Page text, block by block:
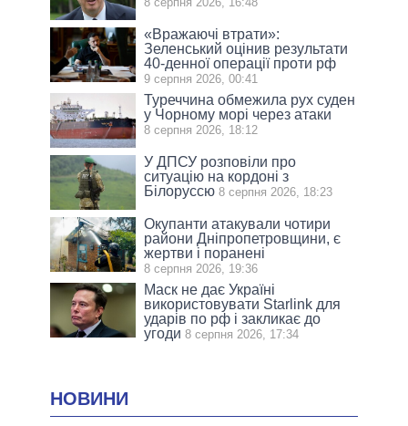
«Вражаючі втрати»:
Зеленський оцінив результати
40-денної операції проти рф
9 серпня 2026, 00:41
Туреччина обмежила рух суден
у Чорному морі через атаки
8 серпня 2026, 18:12
У ДПСУ розповіли про
ситуацію на кордоні з
Білоруссю 8 серпня 2026, 18:23
Окупанти атакували чотири
райони Дніпропетровщини, є
жертви і поранені
8 серпня 2026, 19:36
Маск не дає Україні
використовувати Starlink для
ударів по рф і закликає до
угоди 8 серпня 2026, 17:34
НОВИНИ